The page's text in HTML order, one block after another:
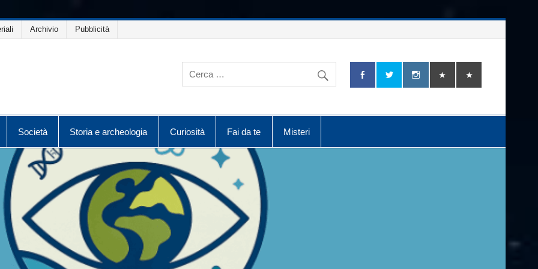
Archivio Pubblicità
Società Storia e archeologia Curiosità Fai da te Misteri